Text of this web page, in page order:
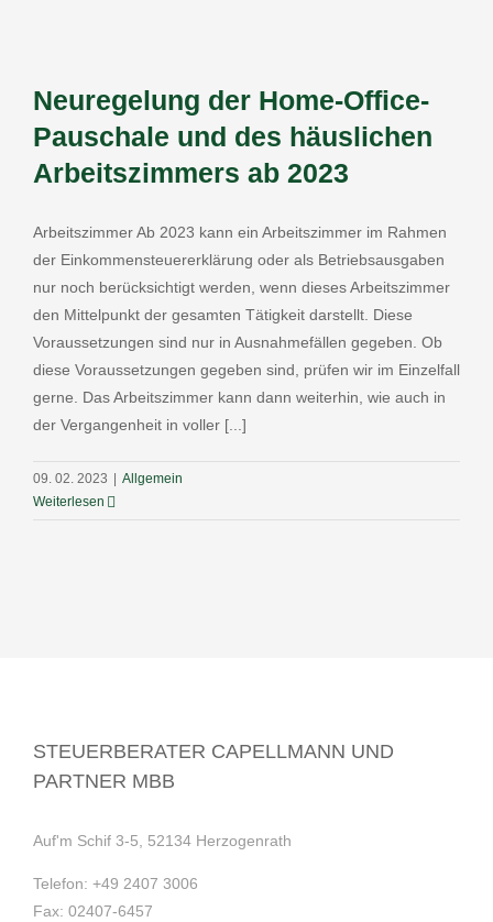
Neuregelung der Home-Office-
Pauschale und des häuslichen
Arbeitszimmers ab 2023
Arbeitszimmer Ab 2023 kann ein Arbeitszimmer im Rahmen
der Einkommensteuererklärung oder als Betriebsausgaben
nur noch berücksichtigt werden, wenn dieses Arbeitszimmer
den Mittelpunkt der gesamten Tätigkeit darstellt. Diese
Voraussetzungen sind nur in Ausnahmefällen gegeben. Ob
diese Voraussetzungen gegeben sind, prüfen wir im Einzelfall
gerne. Das Arbeitszimmer kann dann weiterhin, wie auch in
der Vergangenheit in voller [...]
09. 02. 2023
Allgemein
Weiterlesen
STEUERBERATER CAPELLMANN UND
PARTNER MBB
Auf'm Schif 3-5, 52134 Herzogenrath
Telefon: +49 2407 3006
Fax: 02407-6457